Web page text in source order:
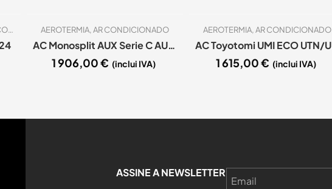
AEROTERMIA, AR CONDICIONADO
AC Monosplit AUX Serie C AUX-24CA
1 906,00€ (inclui IVA)
AEROTERMIA, AR CONDICIONADO
1 615,00€ (inclui IVA)
ASSINE A NEWSLETTER